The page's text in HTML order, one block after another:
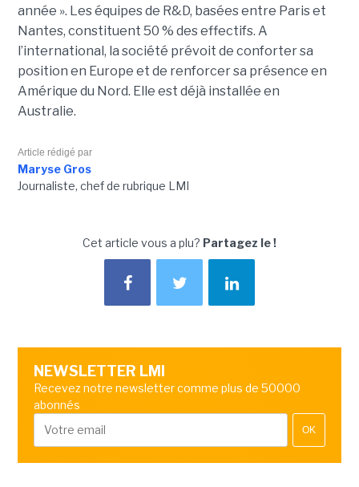
année ». Les équipes de R&D, basées entre Paris et
Nantes, constituent 50 % des effectifs. A
l’international, la société prévoit de conforter sa
position en Europe et de renforcer sa présence en
Amérique du Nord. Elle est déjà installée en
Australie.
Article rédigé par
Maryse Gros
Journaliste, chef de rubrique LMI
Cet article vous a plu? Partagez le !
NEWSLETTER LMI
Recevez notre newsletter comme plus de 50000
abonnés
OK